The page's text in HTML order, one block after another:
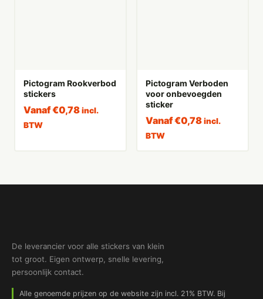
Pictogram Rookverbod
stickers
Vanaf€0,78 incl.
BTW
Pictogram Verboden
voor onbevoegden
sticker
Vanaf€0,78 incl.
BTW
De leverancier voor alle stickers van klein
tot groot. Eigen ontwerp, snelle levering,
persoonlijk contact.
Alle genoemde prijzen op de website zijn incl. 21% BTW. Bij